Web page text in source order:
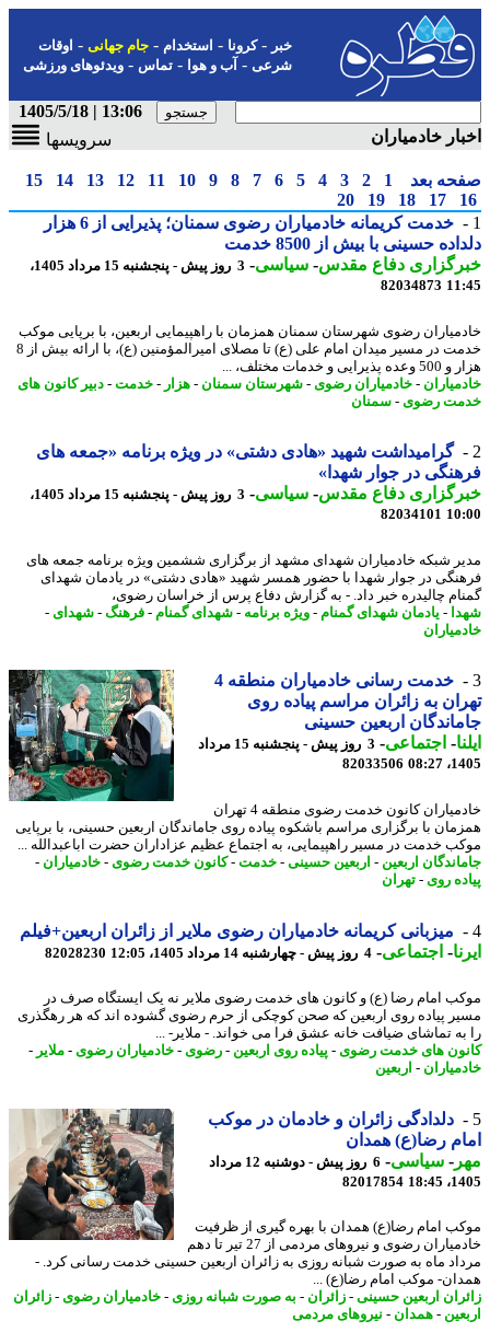
-کرونا-استخدام- جام جهانی-اوقات
شرعی-آب و هوا-تماس-ویدئوهای ورزشی
13:06 | 1405/5/18
خادمیاران
سرویسها
بعد 1
2
3
4
5
6
7
8
9
10
11
12
13
14
15
17
18
19
20
خدمت کریمانه خادمیاران رضوی سمنان؛ پذیرایی از 6 هزار
حسینی با بیش از 8500 خدمت
دفاع مقدس-سیاسی-
3 روز پیش - پنجشنبه 15 مرداد 1405،
82034873
رضوی شهرستان سمنان همزمان با راهپیمایی اربعین، با برپایی موکب
خدمت در مسیر میدان امام علی (ع) تا مصلای امیرالمؤمنین (ع)، با ارائه بیش از 8
و خدمات مختلف، ...
- خادمیاران رضوی-شهرستان سمنان-هزار - خدمت-دبیر کانون های
رضوی-سمنان
گرامیداشت شهید «هادی دشتی» در ویژه برنامه «جمعه های
در جوار شهدا»
دفاع مقدس-سیاسی-
3 روز پیش - پنجشنبه 15 مرداد 1405،
82034101
شبکه خادمیاران شهدای مشهد از برگزاری ششمین ویژه برنامه جمعه های
در جوار شهدا با حضور همسر شهید «هادی دشتی» در یادمان شهدای
چالیدره خبر داد. - به گزارش دفاع پرس از خراسان رضوی،
-یادمان شهدای گمنام-ویژه برنامه -شهدای گمنام-فرهنگ -شهدای-
خدمت رسانی خادمیاران منطقه 4
به زائران مراسم پیاده روی
اربعین حسینی
-اجتماعی-
3 روز پیش - پنجشنبه 15 مرداد
82033506
خادمیاران کانون خدمت رضوی منطقه 4 تهران
با برگزاری مراسم باشکوه پیاده روی جاماندگان اربعین حسینی، با برپایی
خدمت در مسیر راهپیمایی، به اجتماع عظیم عزاداران حضرت اباعبدالله ...
اربعین -اربعین حسینی-خدمت-کانون خدمت رضوی-خادمیاران-
روی -تهران
میزبانی کریمانه خادمیاران رضوی ملایر از زائران اربعین+فیلم
-اجتماعی-4 روز پیش - چهارشنبه 14 مرداد 1405، 12:05 82028230
امام رضا (ع) و کانون های خدمت رضوی ملایر نه یک ایستگاه صرف در
پیاده روی اربعین که صحن کوچکی از حرم رضوی گشوده اند که هر رهگذری
تماشای ضیافت خانه عشق فرا می خواند. - ملایر- ...
های خدمت رضوی-پیاده روی اربعین -رضوی-خادمیاران رضوی-ملایر-
- اربعین
دلدادگی زائران و خادمان در موکب
رضا(ع) همدان
-سیاسی-
6 روز پیش - دوشنبه 12 مرداد
82017854
امام رضا(ع) همدان با بهره گیری از ظرفیت
خادمیاران رضوی و نیروهای مردمی از 27 تیر تا دهم
ماه به صورت شبانه روزی به زائران اربعین حسینی خدمت رسانی کرد. -
موکب امام رضا(ع) ...
اربعین حسینی-زائران- به صورت شبانه روزی - خادمیاران رضوی-زائران
-همدان- نیروهای مردمی